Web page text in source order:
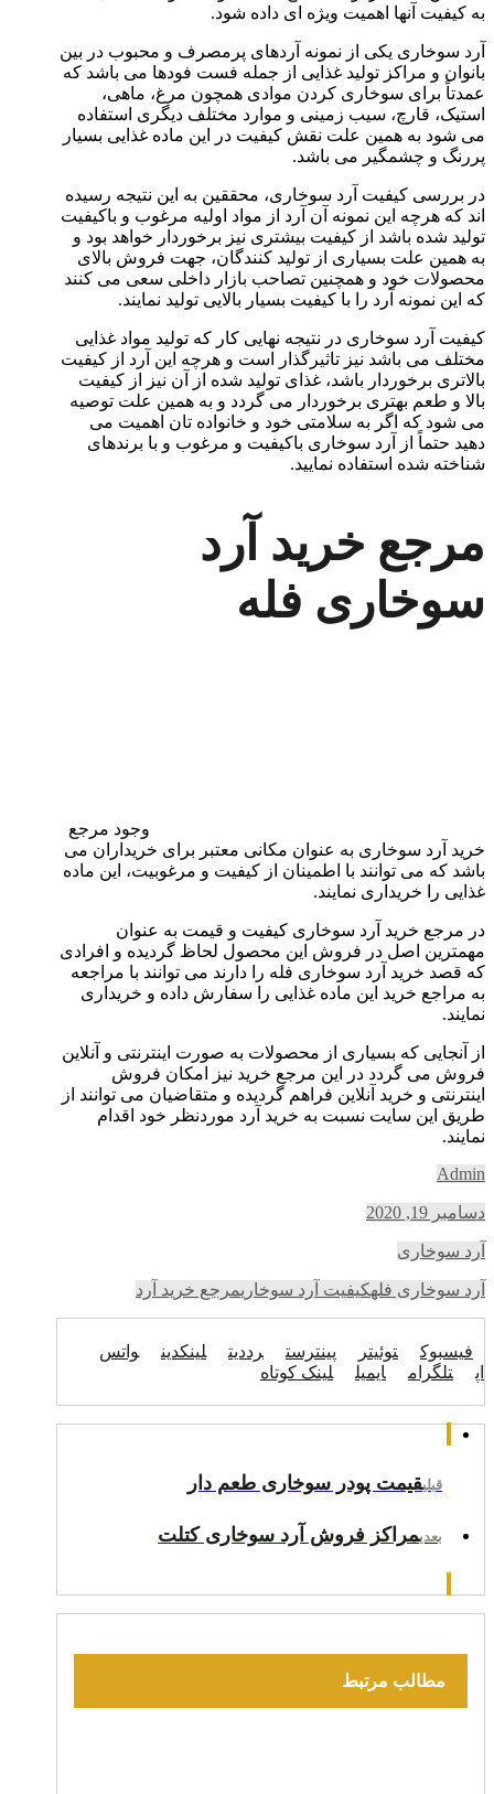
به کیفیت آنها اهمیت ویژه ‌ای داده شود.
آرد سوخاری یکی از نمونه آردهای پرمصرف و محبوب در بین
بانوان و مراکز تولید غذایی از جمله فست فودها می باشد که
عمدتاً برای سوخاری کردن موادی همچون مرغ، ماهی،
استیک، قارچ، سیب‌ زمینی و موارد مختلف دیگری استفاده
می‌ شود به همین علت نقش کیفیت در این ماده غذایی بسیار
پررنگ و چشمگیر می ‌باشد.
در بررسی کیفیت آرد سوخاری، محققین به این نتیجه رسیده
اند که هرچه این نمونه آن آرد از مواد اولیه مرغوب و باکیفیت
تولید شده باشد از کیفیت بیشتری نیز برخوردار خواهد بود و
به همین علت بسیاری از تولید کنندگان، جهت فروش بالای
محصولات خود و همچنین تصاحب بازار داخلی سعی می‌ کنند
که این نمونه آرد را با کیفیت بسیار بالایی تولید نمایند.
کیفیت آرد سوخاری در نتیجه نهایی کار که تولید مواد غذایی
مختلف می ‌باشد نیز تاثیرگذار است و هرچه این آرد از کیفیت
بالاتری برخوردار باشد، غذای تولید شده از آن نیز از کیفیت
بالا و طعم بهتری برخوردار می ‌گردد و به همین علت توصیه
می شود که اگر به سلامتی خود و خانواده‌ تان اهمیت می
دهید حتماً از آرد سوخاری باکیفیت و مرغوب و با برندهای
شناخته شده استفاده نمایید.
مرجع خرید آرد
سوخاری فله
وجود مرجع
خرید آرد سوخاری به عنوان مکانی معتبر برای خریداران می
باشد که می ‌توانند با اطمینان از کیفیت و مرغوبیت، این ماده
غذایی را خریداری نمایند.
در مرجع خرید آرد سوخاری کیفیت و قیمت به ‌عنوان
مهمترین اصل در فروش این محصول لحاظ گردیده و افرادی
که قصد خرید آرد سوخاری فله را دارند می ‌توانند با مراجعه
به مراجع خرید این ماده غذایی را سفارش داده و خریداری
نمایند.
از آنجایی ‌که بسیاری از محصولات به صورت اینترنتی و آنلاین
فروش می ‌گردد در این مرجع خرید نیز امکان فروش
اینترنتی و خرید آنلاین فراهم گردیده و متقاضیان می ‌توانند از
طریق این سایت نسبت به خرید آرد موردنظر خود اقدام
نمایند.
Admin
دسامبر 19, 2020
آرد سوخاری
آرد سوخاری فلهکیفیت آرد سوخاریمرجع خرید آرد
فیسبوک توئیتر پینترست رددیت لینکدین
واتس
اپ
تلگرام ایمیل لینک کوتاه
قبلیقیمت پودر سوخاری طعم دار
بعدیمراکز فروش آرد سوخاری کتلت
مطالب مرتبط